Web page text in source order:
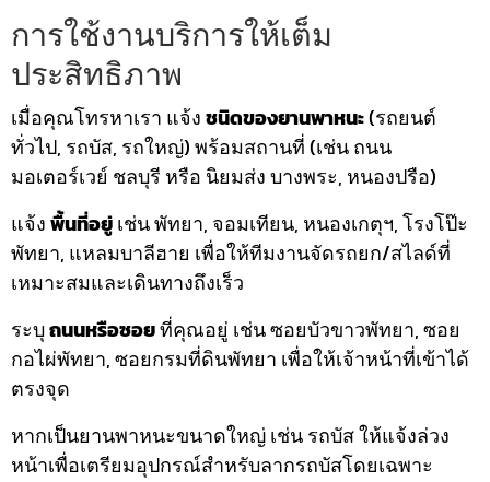
การใช้งานบริการให้เต็ม
ประสิทธิภาพ
เมื่อคุณโทรหาเรา แจ้งชนิดของยานพาหนะ(รถยนต์
ทั่วไป, รถบัส, รถใหญ่) พร้อมสถานที่ (เช่น ถนน
มอเตอร์เวย์ ชลบุรี หรือ นิยมส่ง บางพระ, หนองปรือ)
แจ้งพื้นที่อยู่เช่น พัทยา, จอมเทียน, หนองเกตุฯ, โรงโป๊ะ
พัทยา, แหลมบาลีฮาย เพื่อให้ทีมงานจัดรถยก/สไลด์ที่
เหมาะสมและเดินทางถึงเร็ว
ระบุถนนหรือซอยที่คุณอยู่ เช่น ซอยบัวขาวพัทยา, ซอย
กอไผ่พัทยา, ซอยกรมที่ดินพัทยา เพื่อให้เจ้าหน้าที่เข้าได้
ตรงจุด
หากเป็นยานพาหนะขนาดใหญ่ เช่น รถบัส ให้แจ้งล่วง
หน้าเพื่อเตรียมอุปกรณ์สำหรับลากรถบัสโดยเฉพาะ